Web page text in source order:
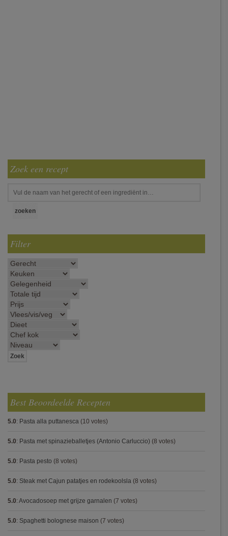
Zoek een recept
Filter
Best Beoordeelde Recepten
5.0: Pasta alla puttanesca (10 votes)
5.0: Pasta met spinazieballetjes (Antonio Carluccio) (8 votes)
5.0: Pasta pesto (8 votes)
5.0: Steak met Cajun patatjes en rodekoolsla (8 votes)
5.0: Avocadosoep met grijze garnalen (7 votes)
5.0: Spaghetti bolognese maison (7 votes)